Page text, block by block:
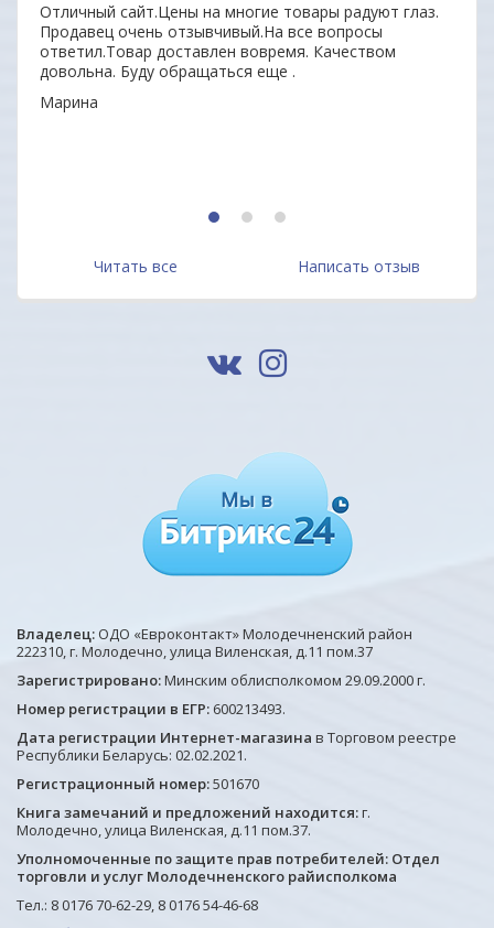
Отличный сайт.Цены на многие товары радуют глаз.
Продавец очень отзывчивый.На все вопросы
ответил.Товар доставлен вовремя. Качеством
довольна. Буду обращаться еще .
Марина
1 2 3
Читать все Написать отзыв
Владелец: ОДО «Евроконтакт» Молодечненский район
222310, г. Молодечно, улица Виленская, д.11 пом.37
Зарегистрировано:Минским облисполкомом 29.09.2000 г.
Номер регистрации в ЕГР: 600213493.
Дата регистрации Интернет-магазина в Торговом реестре
Республики Беларусь: 02.02.2021.
Регистрационный номер:501670
Книга замечаний и предложений находится:г.
Молодечно, улица Виленская, д.11 пом.37.
Уполномоченные по защите прав потребителей: Отдел
торговли и услуг Молодечненского райисполкома
Тел.: 8 0176 70-62-29, 8 0176 54-46-68